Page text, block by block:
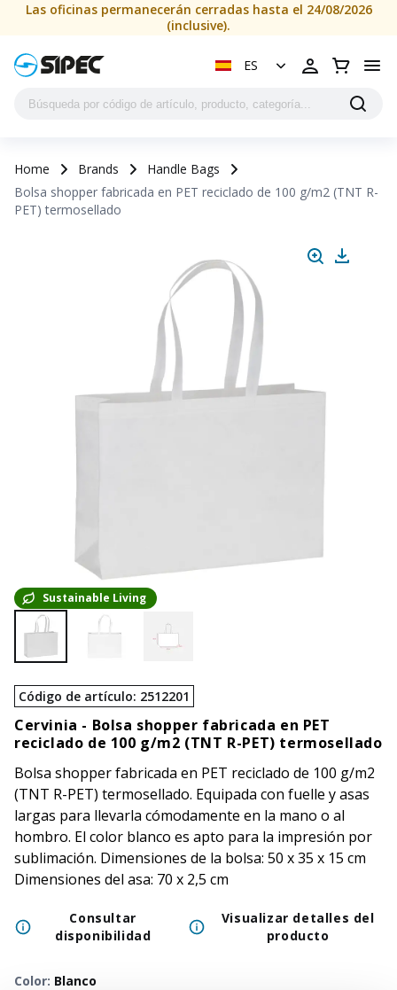
Las oficinas permanecerán cerradas hasta el 24/08/2026
(inclusive).
ES
Home Brands
Handle Bags
Bolsa shopper fabricada en PET reciclado de 100 g/m2 (TNT R-
PET) termosellado
Sustainable Living
Código de artículo: 2512201
Cervinia - Bolsa shopper fabricada en PET
reciclado de 100 g/m2 (TNT R-PET) termosellado
Bolsa shopper fabricada en PET reciclado de 100 g/m2
(TNT R-PET) termosellado. Equipada con fuelle y asas
largas para llevarla cómodamente en la mano o al
hombro. El color blanco es apto para la impresión por
sublimación. Dimensiones de la bolsa: 50 x 35 x 15 cm
Dimensiones del asa: 70 x 2,5 cm
Consultar
disponibilidad
Visualizar detalles del
producto
Color: Blanco